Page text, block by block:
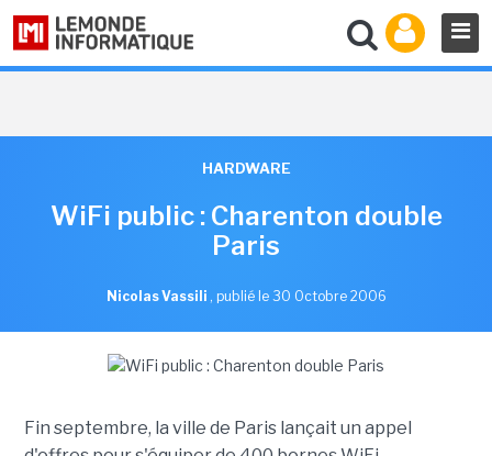
HARDWARE
WiFi public : Charenton double
Paris
Nicolas Vassili , publié le 30 Octobre 2006
Fin septembre, la ville de Paris lançait un appel